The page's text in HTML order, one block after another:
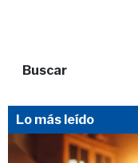
Buscar
Lo más leído